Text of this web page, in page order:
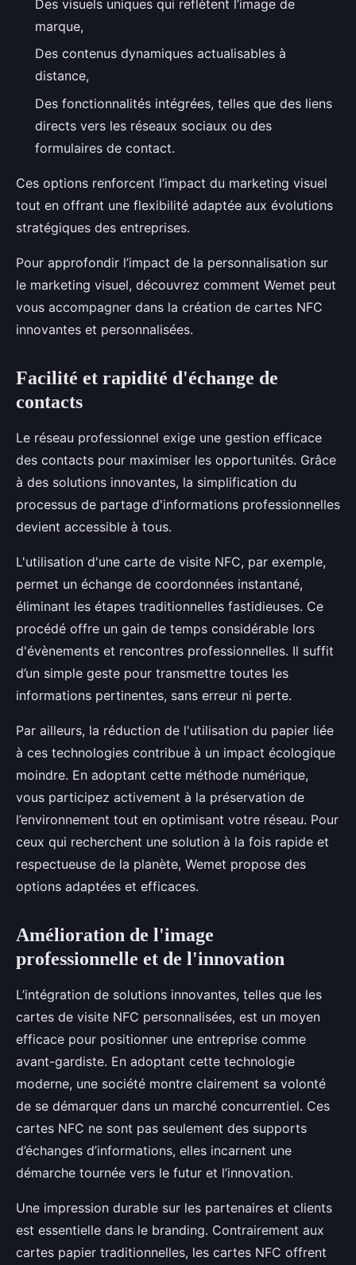
Des visuels uniques qui reflètent l’image de
marque,
Des contenus dynamiques actualisables à
distance,
Des fonctionnalités intégrées, telles que des liens
directs vers les réseaux sociaux ou des
formulaires de contact.
Ces options renforcent l’impact du marketing visuel
tout en offrant une flexibilité adaptée aux évolutions
stratégiques des entreprises.
Pour approfondir l’impact de la personnalisation sur
le marketing visuel, découvrez comment Wemet peut
vous accompagner dans la création de cartes NFC
innovantes et personnalisées.
Facilité et rapidité d'échange de
contacts
Le réseau professionnel exige une gestion efficace
des contacts pour maximiser les opportunités. Grâce
à des solutions innovantes, la simplification du
processus de partage d'informations professionnelles
devient accessible à tous.
L'utilisation d'une carte de visite NFC, par exemple,
permet un échange de coordonnées instantané,
éliminant les étapes traditionnelles fastidieuses. Ce
procédé offre un gain de temps considérable lors
d'évènements et rencontres professionnelles. Il suffit
d’un simple geste pour transmettre toutes les
informations pertinentes, sans erreur ni perte.
Par ailleurs, la réduction de l'utilisation du papier liée
à ces technologies contribue à un impact écologique
moindre. En adoptant cette méthode numérique,
vous participez activement à la préservation de
l’environnement tout en optimisant votre réseau. Pour
ceux qui recherchent une solution à la fois rapide et
respectueuse de la planète, Wemet propose des
options adaptées et efficaces.
Amélioration de l'image
professionnelle et de l'innovation
L’intégration de solutions innovantes, telles que les
cartes de visite NFC personnalisées, est un moyen
efficace pour positionner une entreprise comme
avant-gardiste. En adoptant cette technologie
moderne, une société montre clairement sa volonté
de se démarquer dans un marché concurrentiel. Ces
cartes NFC ne sont pas seulement des supports
d’échanges d’informations, elles incarnent une
démarche tournée vers le futur et l’innovation.
Une impression durable sur les partenaires et clients
est essentielle dans le branding. Contrairement aux
cartes papier traditionnelles, les cartes NFC offrent